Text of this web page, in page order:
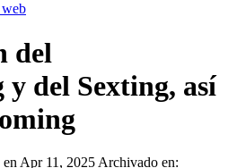
del
del Sexting, así
Apr 11, 2025 Archivado en: